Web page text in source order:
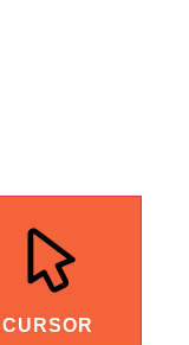
CURSOR